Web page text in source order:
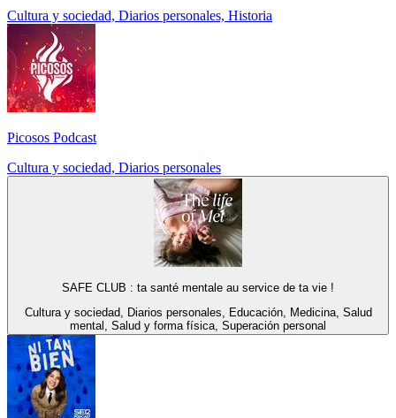
Cultura y sociedad, Diarios personales, Historia
Picosos Podcast
Cultura y sociedad, Diarios personales
SAFE CLUB : ta santé mentale au service de ta vie !
Cultura y sociedad, Diarios personales, Educación, Medicina, Salud
mental, Salud y forma física, Superación personal